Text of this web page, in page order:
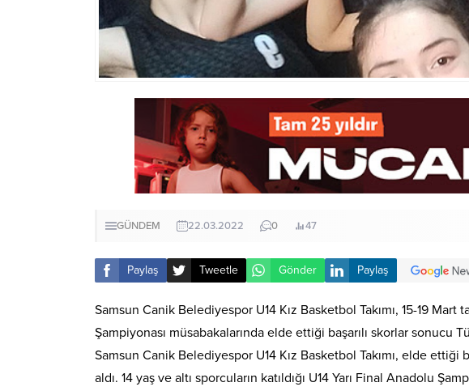
GÜNDEM 22.03.2022 0 47
Paylaş Tweetle Gönder Paylaş
Samsun Canik Belediyespor U14 Kız Basketbol Takımı, 15-19
Şampiyonası müsabakalarında elde ettiği başarılı skorlar sonucu
Samsun Canik Belediyespor U14 Kız Basketbol Takımı, elde ettiği
aldı. 14 yaş ve altı sporcuların katıldığı U14 Yarı Final Anadolu